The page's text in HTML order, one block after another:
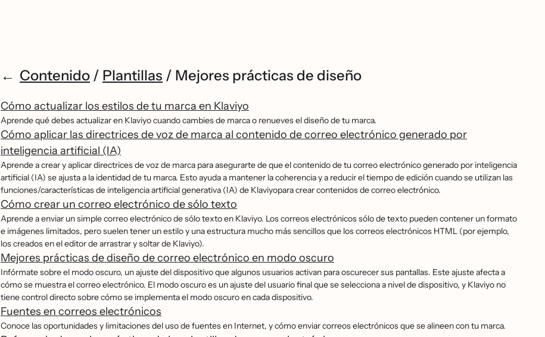
Contenido / Plantillas / Mejores prácticas de diseño
Cómo actualizar los estilos de tu marca en Klaviyo
Aprende qué debes actualizar en Klaviyo cuando cambies de marca o renueves el diseño de tu marca.
Cómo aplicar las directrices de voz de marca al contenido de correo electrónico generado por
inteligencia artificial (IA)
Aprende a crear y aplicar directrices de voz de marca para asegurarte de que el contenido de tu correo electrónico generado por inteligencia
artificial (IA) se ajusta a la identidad de tu marca. Esto ayuda a mantener la coherencia y a reducir el tiempo de edición cuando se utilizan las
funciones/características de inteligencia artificial generativa (IA) de Klaviyopara crear contenidos de correo electrónico.
Cómo crear un correo electrónico de sólo texto
Aprende a enviar un simple correo electrónico de sólo texto en Klaviyo. Los correos electrónicos sólo de texto pueden contener un formato
e imágenes limitados, pero suelen tener un estilo y una estructura mucho más sencillos que los correos electrónicos HTML (por ejemplo,
los creados en el editor de arrastrar y soltar de Klaviyo).
Mejores prácticas de diseño de correo electrónico en modo oscuro
Infórmate sobre el modo oscuro, un ajuste del dispositivo que algunos usuarios activan para oscurecer sus pantallas. Este ajuste afecta a
cómo se muestra el correo electrónico. El modo oscuro es un ajuste del usuario final que se selecciona a nivel de dispositivo, y Klaviyo no
tiene control directo sobre cómo se implementa el modo oscuro en cada dispositivo.
Fuentes en correos electrónicos
Conoce las oportunidades y limitaciones del uso de fuentes en Internet, y cómo enviar correos electrónicos que se alineen con tu marca.